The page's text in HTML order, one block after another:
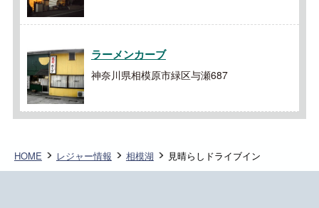
ラーメンカーブ
神奈川県相模原市緑区与瀬687
HOME レジャー情報 相模湖 見晴らしドライブイン